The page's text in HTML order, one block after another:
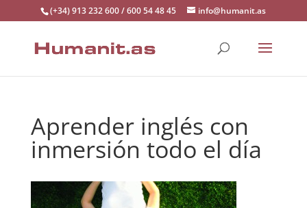
(+34) 913 232 600 / 600 54 48 45 info@humanit.as
Aprender inglés con
inmersión todo el día